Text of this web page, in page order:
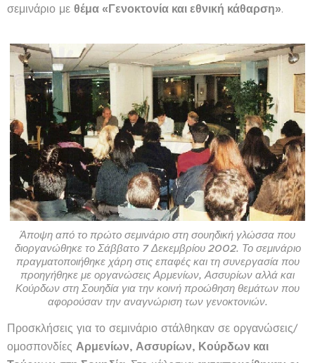
σεμινάριο με θέμα «Γενοκτονία και εθνική κάθαρση».
Άποψη από το πρώτο σεμινάριο στη σουηδική γλώσσα που
διοργανώθηκε το Σάββατο 7 Δεκεμβρίου 2002. Το σεμινάριο
πραγματοποιήθηκε χάρη στις επαφές και τη συνεργασία που
προηγήθηκε με οργανώσεις Αρμενίων, Ασσυρίων αλλά και
Κούρδων στη Σουηδία για την κοινή προώθηση θεμάτων που
αφορούσαν την αναγνώριση των γενοκτονιών.
Προσκλήσεις για το σεμινάριο στάλθηκαν σε οργανώσεις/
ομοσπονδίες Αρμενίων, Ασσυρίων, Κούρδων και